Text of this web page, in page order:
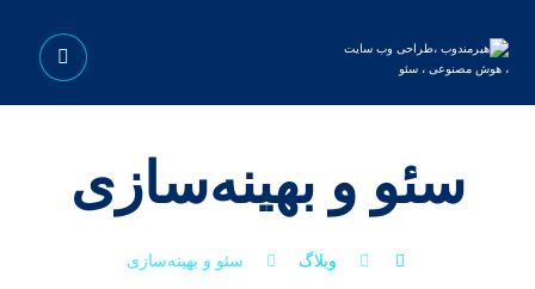
سئو و بهینه‌سازی
وبلاگ سئو و بهینه‌سازی